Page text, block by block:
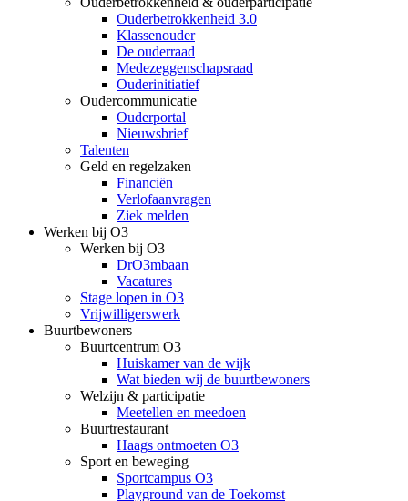
Ouderbetrokkenheid 3.0
Klassenouder
De ouderraad
Medezeggenschapsraad
Ouderinitiatief
Oudercommunicatie
Ouderportal
Nieuwsbrief
Talenten
Geld en regelzaken
Financiën
Verlofaanvragen
Ziek melden
Werken bij O3
Werken bij O3
DrO3mbaan
Vacatures
Stage lopen in O3
Vrijwilligerswerk
Buurtbewoners
Buurtcentrum O3
Huiskamer van de wijk
Wat bieden wij de buurtbewoners
Welzijn & participatie
Meetellen en meedoen
Buurtrestaurant
Haags ontmoeten O3
Sport en beweging
Sportcampus O3
Playground van de Toekomst